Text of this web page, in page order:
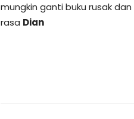
mungkin ganti buku rusak
rasa Dian